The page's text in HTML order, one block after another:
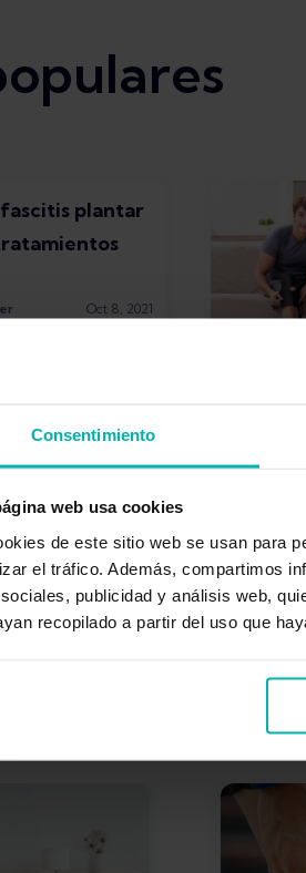
Consentimiento
web usa cookies
de este sitio web se usan para
el tráfico. Además, compartimos
publicidad y análisis web,
recopilado a partir del uso que
plantar
Oct 8, 2021